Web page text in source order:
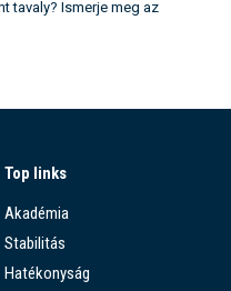
tavaly? Ismerje meg az
Top links
Akadémia
Stabilitás
Hatékonyság